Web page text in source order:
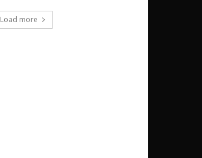
Load more